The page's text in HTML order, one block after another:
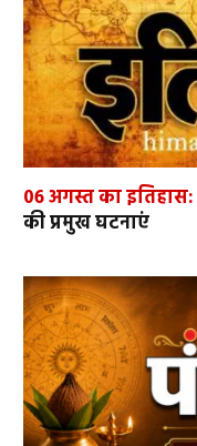
06 अगस्त का इतिहास:
की प्रमुख घटनाएं